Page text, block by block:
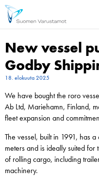
New vessel
Godby
18. elokuuta 2025
We have bought the roro
Ab Ltd, Mariehamn, Finland,
fleet expansion and
The vessel, built in 1991, has
meters and is ideally suited
of rolling cargo, including
machinery.